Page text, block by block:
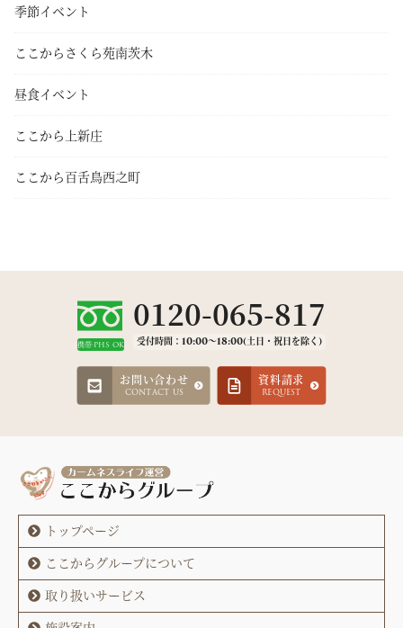
季節イベント
ここからさくら苑南茨木
昼食イベント
ここから上新庄
ここから百舌鳥西之町
携帯·PHS OK
0120-065-817
受付時間：10:00～18:00(土日・祝日を除く)
お問い合わせ
CONTACT US
資料請求
REQUEST
トップページ
ここからグループについて
取り扱いサービス